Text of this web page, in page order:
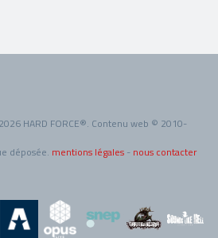
HARD FORCE®. Contenu web © 2010-
déposée. mentions légales - nous contacter